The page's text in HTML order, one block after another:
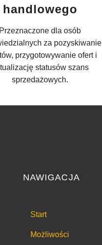
handlowego
dla osób
za pozyskiwanie
przygotowywanie ofert i
statusów szans
sprzedażowych.
NAWIGACJA
Start
Możliwości